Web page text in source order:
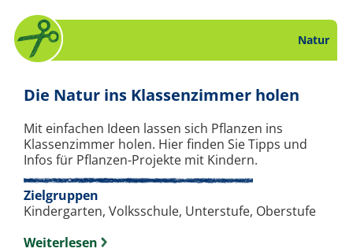
Natur
Die Natur ins Klassenzimmer holen
Mit einfachen Ideen lassen sich Pflanzen ins
Klassenzimmer holen. Hier finden Sie Tipps und
Infos für Pflanzen-Projekte mit Kindern.
Zielgruppen
Kindergarten, Volksschule, Unterstufe, Oberstufe
Weiterlesen